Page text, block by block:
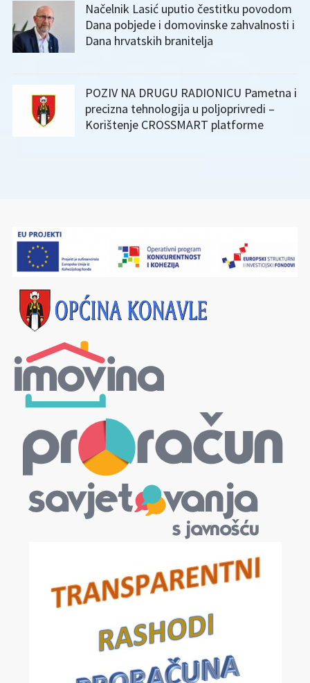
Načelnik Lasić uputio čestitku povodom
Dana pobjede i domovinske zahvalnosti i
Dana hrvatskih branitelja
POZIV NA DRUGU RADIONICU Pametna i
precizna tehnologija u poljoprivredi –
Korištenje CROSSMART platforme